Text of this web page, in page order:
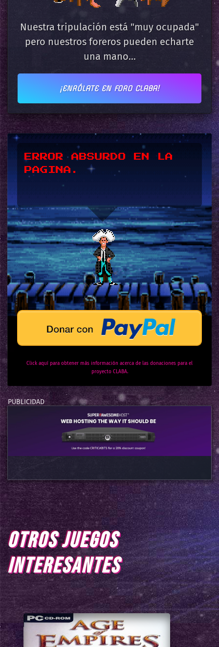
Nuestra tripulación está "muy ocupada"
pero nuestros foreros pueden echarte
una mano...
¡ENRÓLATE EN FORO CLABA!
*UPSSS*
Click aquí para obtener más información acerca de las donaciones para el
proyecto CLABA.
OTROS JUEGOS
INTERESANTES